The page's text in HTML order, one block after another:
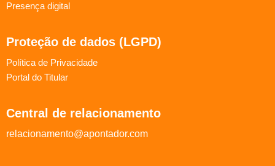
Presença digital
Proteção de dados (LGPD)
Política de Privacidade
Portal do Titular
Central de relacionamento
relacionamento@apontador.com